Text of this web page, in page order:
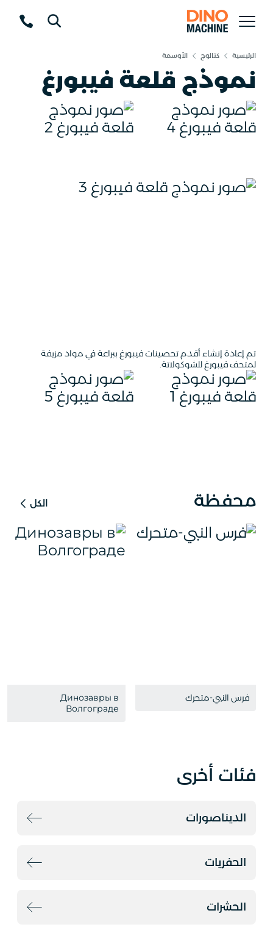
الرئيسية كتالوج الأوسمة
نموذج قلعة فيبورغ
تم إعادة إنشاء أقدم تحصينات فيبورغ ببراعة في مواد مزيفة
لمتحف فيبورغ للشوكولاتة.
محفظة الكل
فرس النبي-متحرك
Динозавры в
Волгограде
فئات أخرى
الديناصورات
الحفريات
الحشرات